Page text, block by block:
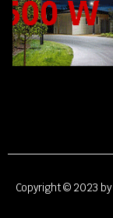
Copyright © 2023 by